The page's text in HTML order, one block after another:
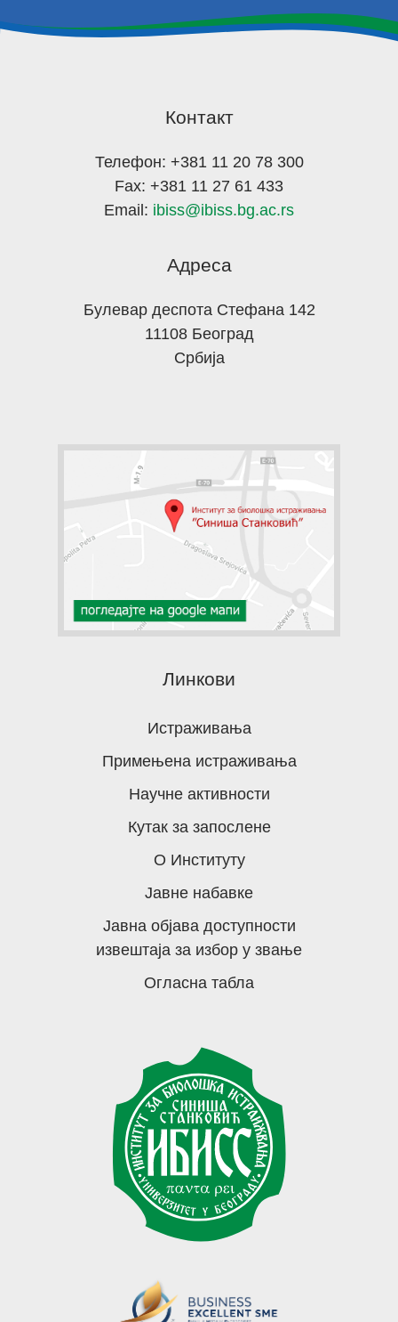
Контакт
Телефон: +381 11 20 78 300
Fax: +381 11 27 61 433
Email: ibiss@ibiss.bg.ac.rs
Адреса
Булевар деспота Стефана 142
11108 Београд
Србија
Линкови
Истраживања
Примењена истраживања
Научне активности
Кутак за запослене
О Институту
Јавне набавке
Јавна објава доступности
извештаја за избор у звање
Огласна табла